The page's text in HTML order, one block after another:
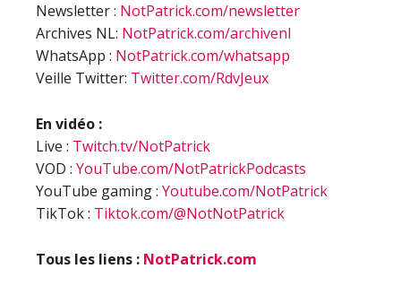
Newsletter : NotPatrick.com/newsletter
Archives NL: NotPatrick.com/archivenl
WhatsApp : NotPatrick.com/whatsapp
Veille Twitter: Twitter.com/RdvJeux
En vidéo :
Live : Twitch.tv/NotPatrick
VOD : YouTube.com/NotPatrickPodcasts
YouTube gaming : Youtube.com/NotPatrick
TikTok : Tiktok.com/@NotNotPatrick
Tous les liens : NotPatrick.com